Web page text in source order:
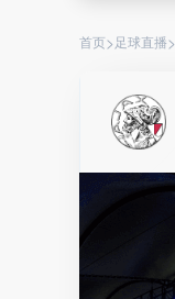
首页> 足球直播>